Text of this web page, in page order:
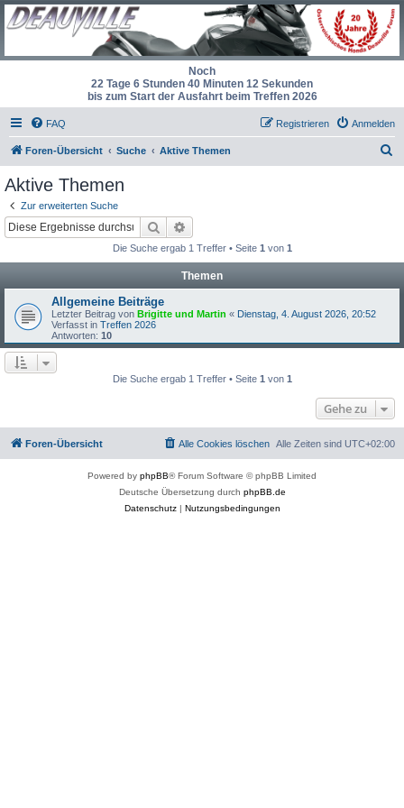
Noch
22 Tage 6 Stunden 40 Minuten 12 Sekunden
bis zum Start der Ausfahrt beim Treffen 2026
FAQ Anmelden
Registrieren
Foren-Übersicht Suche Aktive Themen
Aktive Themen
Zur erweiterten Suche
Suche
Die Suche ergab 1 Treffer • Seite 1von 1
Themen
Allgemeine Beiträge
Letzter Beitrag von Brigitte und Martin « Dienstag, 4. August 2026, 20:52
Verfasst in Treffen 2026
Antworten: 10
Die Suche ergab 1 Treffer • Seite 1von 1
Gehe zu
Foren-Übersicht Alle Zeiten sind UTC+02:00
Alle Cookies löschen
Powered by phpBB® Forum Software © phpBB Limited
Deutsche Übersetzung durch phpBB.de
Datenschutz| Nutzungsbedingungen